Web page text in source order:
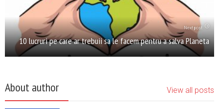
Next post
10 lucruri pe care ar trebuii sa le facem pentru a salva Planeta
About author View all posts